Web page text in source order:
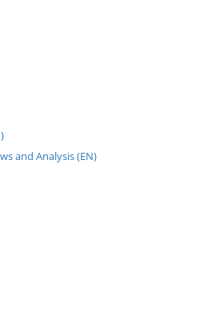
and Analysis (EN)